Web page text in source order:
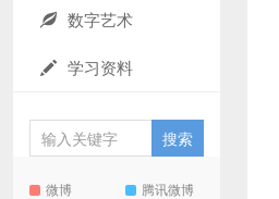
数字艺术
学习资料
微博
腾讯微博